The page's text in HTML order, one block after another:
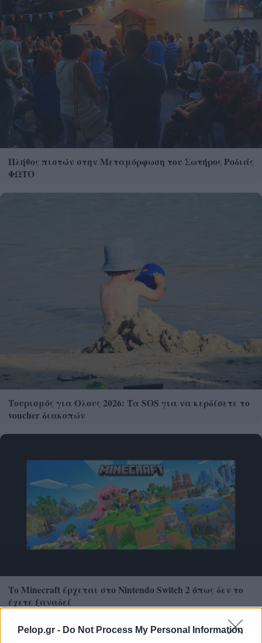
Pelop.gr - Do Not Process My Personal Information
Πλήθος πιστών στην Μεταμόρφωση του Σωτήρος Ροδιάς
ΦΩΤΟ
Τουρισμός για Ολους 2026: Τα SOS για να κερδίσετε το
voucher διακοπών
Το Minecraft έρχεται στο Nintendo Switch 2 όπως δεν το
έχετε ξαναδεί